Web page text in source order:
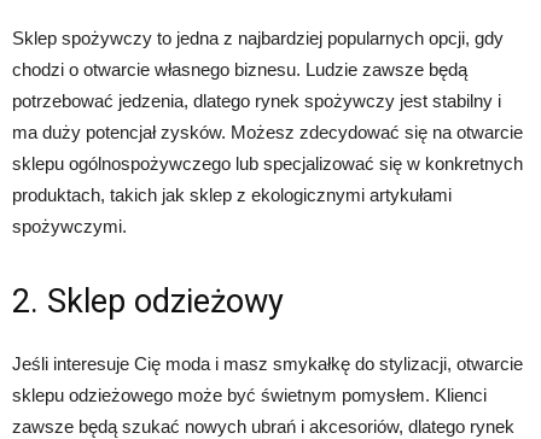
Sklep spożywczy to jedna z najbardziej popularnych opcji, gdy
chodzi o otwarcie własnego biznesu. Ludzie zawsze będą
potrzebować jedzenia, dlatego rynek spożywczy jest stabilny i
ma duży potencjał zysków. Możesz zdecydować się na otwarcie
sklepu ogólnospożywczego lub specjalizować się w konkretnych
produktach, takich jak sklep z ekologicznymi artykułami
spożywczymi.
2. Sklep odzieżowy
Jeśli interesuje Cię moda i masz smykałkę do stylizacji, otwarcie
sklepu odzieżowego może być świetnym pomysłem. Klienci
zawsze będą szukać nowych ubrań i akcesoriów, dlatego rynek